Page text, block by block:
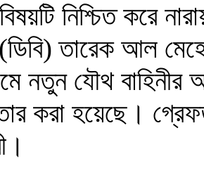
নিশ্চিত করে
তারেক আল
নতুন যৌথ
করা হয়েছে।